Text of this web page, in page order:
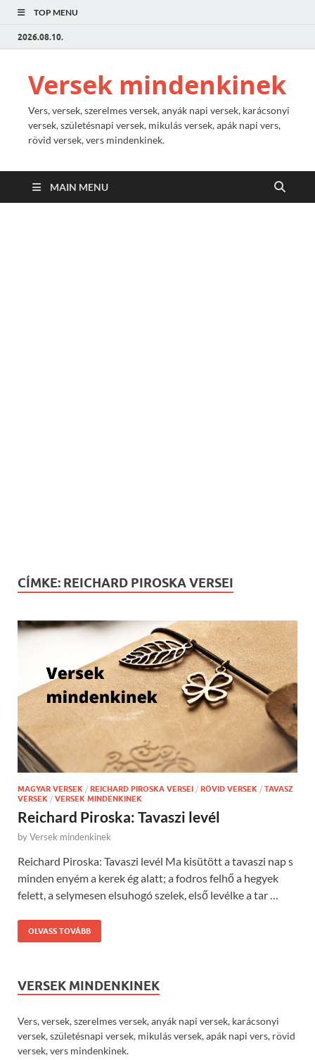
TOP MENU
2026.08.10.
Versek mindenkinek
Vers, versek, szerelmes versek, anyák napi versek, karácsonyi
versek, születésnapi versek, mikulás versek, apák napi vers,
rövid versek, vers mindenkinek.
MAIN MENU
CÍMKE: REICHARD PIROSKA VERSEI
MAGYAR VERSEK / REICHARD PIROSKA VERSEI / RÖVID VERSEK / TAVASZ
VERSEK / VERSEK MINDENKINEK
Reichard Piroska: Tavaszi levél
byVersek mindenkinek
Reichard Piroska: Tavaszi levél Ma kisütött a tavaszi nap s
minden enyém a kerek ég alatt; a fodros felhő a hegyek
felett, a selymesen elsuhogó szelek, első levélke a tar …
OLVASS TOVÁBB
VERSEK MINDENKINEK
Vers, versek, szerelmes versek, anyák napi versek, karácsonyi
versek, születésnapi versek, mikulás versek, apák napi vers, rövid
versek, vers mindenkinek.